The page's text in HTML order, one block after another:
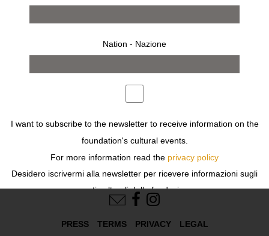
Previous Next
FOLLOW US
PRESS TERMS PRIVACY LEGAL
Nation - Nazione
I want to subscribe to the newsletter to receive information on the
foundation's cultural events.
For more information read the privacy policy
Desidero iscrivermi alla newsletter per ricevere informazioni sugli
eventi culturali della fondazione.
Per ulteriori informazioni leggi